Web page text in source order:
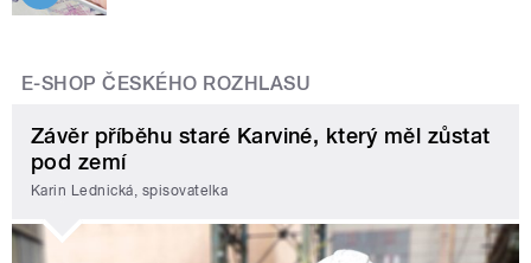
E-SHOP ČESKÉHO ROZHLASU
Závěr příběhu staré Karviné, který měl zůstat
pod zemí
Karin Lednická, spisovatelka